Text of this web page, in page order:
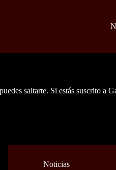
saltarte. Si estás suscrito
Noticias